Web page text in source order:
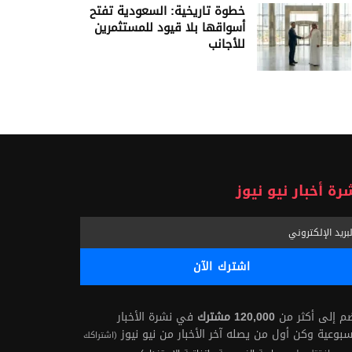
خطوة تاريخية: السعودية تفتح
أسواقها بلا قيود للمستثمرين
للأجانب
أخبار نيو نيوز
إلى أكثر من 120,000 مشترك
في نشرة الأخبار
وكن أول من يصله آخر الأخبار من نيو نيوز (اشتراكك